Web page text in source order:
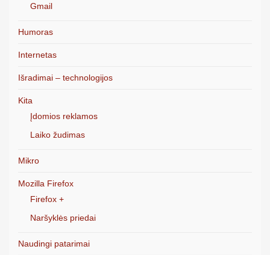
Gmail
Humoras
Internetas
Išradimai – technologijos
Kita
Įdomios reklamos
Laiko žudimas
Mikro
Mozilla Firefox
Firefox +
Naršyklės priedai
Naudingi patarimai